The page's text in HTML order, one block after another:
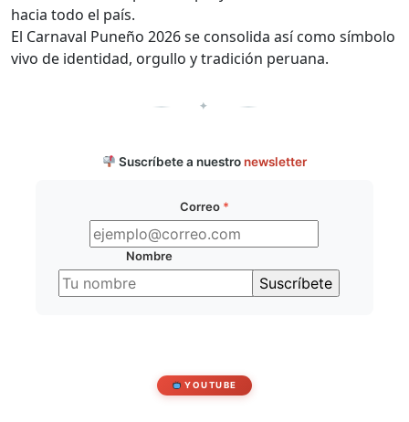
hacia todo el país.
El Carnaval Puneño 2026 se consolida así como símbolo
vivo de identidad, orgullo y tradición peruana.
✦
Suscríbete a nuestro newsletter
Correo *
Nombre
YOUTUBE